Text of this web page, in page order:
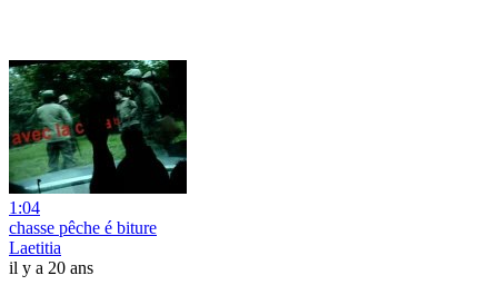
1:04
chasse pêche é biture
Laetitia
il y a 20 ans